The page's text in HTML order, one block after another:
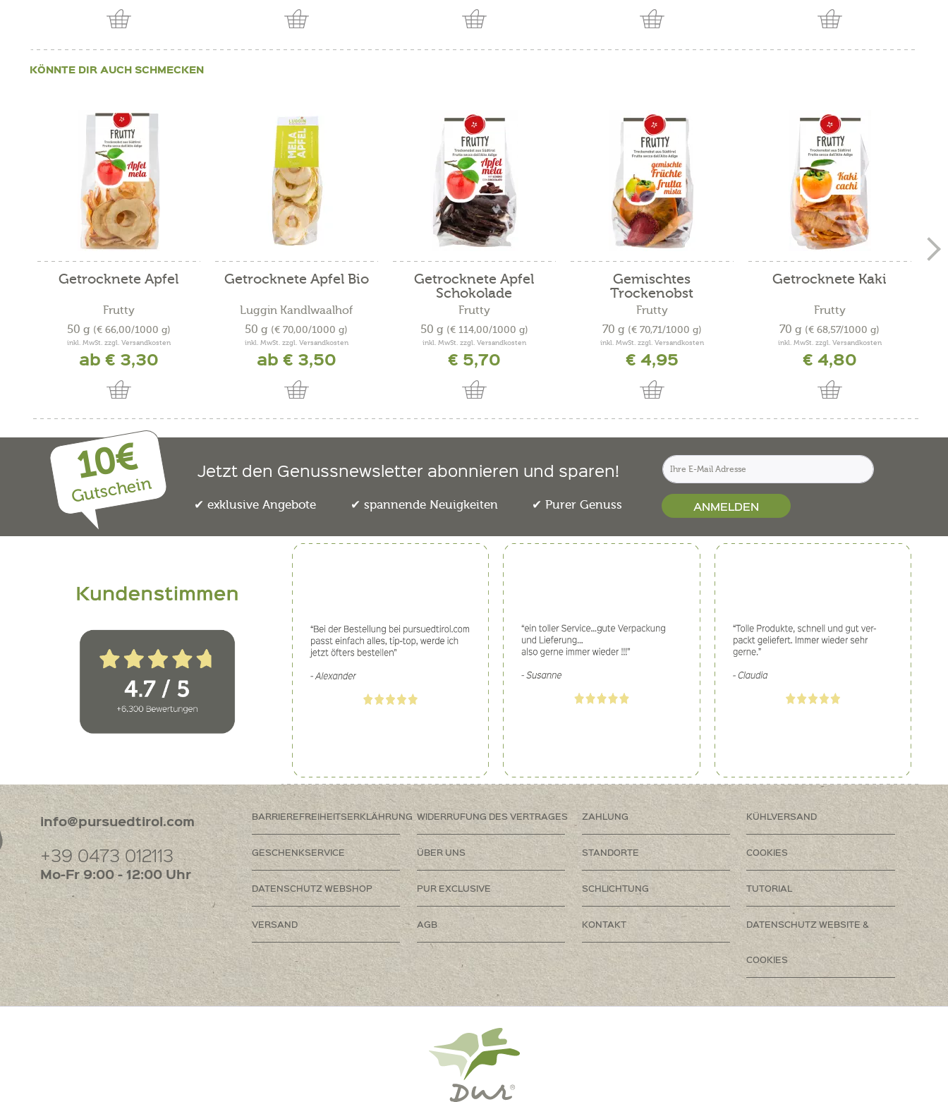
KÖNNTE DIR AUCH SCHMECKEN
Getrocknete Äpfel
Frutty
50 g (€ 66,00/1000 g)
inkl. MwSt. zzgl. Versandkosten
ab € 3,30
Getrocknete Äpfel Bio
Luggin Kandlwaalhof
50 g (€ 70,00/1000 g)
inkl. MwSt. zzgl. Versandkosten
ab € 3,50
Getrocknete Äpfel
Schokolade
Frutty
50 g (€ 114,00/1000 g)
inkl. MwSt. zzgl. Versandkosten
€ 5,70
Gemischtes
Trockenobst
Frutty
70 g (€ 70,71/1000 g)
inkl. MwSt. zzgl. Versandkosten
€ 4,95
Getrocknete Kaki
Frutty
70 g (€ 68,57/1000 g)
inkl. MwSt. zzgl. Versandkosten
€ 4,80
10€
Gutschein
Jetzt den Genussnewsletter abonnieren und sparen!
exklusive Angebote spannende Neuigkeiten Purer Genuss ANMELDEN
info@pursuedtirol.com
+39 0473 012113
Mo-Fr 9:00 - 12:00 Uhr
BARRIEREFREIHEITSERKLÄHRUNG WIDERRUFUNG DES VERTRAGES ZAHLUNG KÜHLVERSAND
GESCHENKSERVICE ÜBER UNS STANDORTE COOKIES
DATENSCHUTZ WEBSHOP PUR EXCLUSIVE SCHLICHTUNG TUTORIAL
VERSAND AGB KONTAKT DATENSCHUTZ WEBSITE &
COOKIES